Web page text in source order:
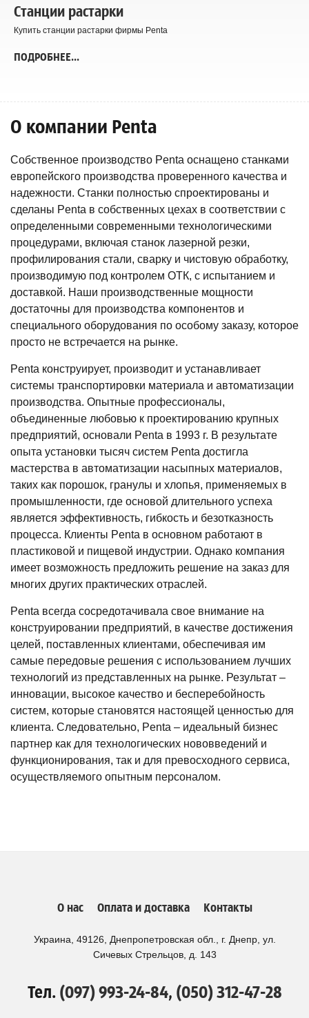
Станции растарки
Купить станции растарки фирмы Penta
ПОДРОБНЕЕ...
О компании Penta
Собственное производство Penta оснащено станками
европейского производства проверенного качества и
надежности. Станки полностью спроектированы и
сделаны Penta в собственных цехах в соответствии с
определенными современными технологическими
процедурами, включая станок лазерной резки,
профилирования стали, сварку и чистовую обработку,
производимую под контролем ОТК, с испытанием и
доставкой. Наши производственные мощности
достаточны для производства компонентов и
специального оборудования по особому заказу, которое
просто не встречается на рынке.
Penta конструирует, производит и устанавливает
системы транспортировки материала и автоматизации
производства. Опытные профессионалы,
объединенные любовью к проектированию крупных
предприятий, основали Penta в 1993 г. В результате
опыта установки тысяч систем Penta достигла
мастерства в автоматизации насыпных материалов,
таких как порошок, гранулы и хлопья, применяемых в
промышленности, где основой длительного успеха
является эффективность, гибкость и безотказность
процесса. Клиенты Penta в основном работают в
пластиковой и пищевой индустрии. Однако компания
имеет возможность предложить решение на заказ для
многих других практических отраслей.
Penta всегда сосредотачивала свое внимание на
конструировании предприятий, в качестве достижения
целей, поставленных клиентами, обеспечивая им
самые передовые решения с использованием лучших
технологий из представленных на рынке. Результат –
инновации, высокое качество и бесперебойность
систем, которые становятся настоящей ценностью для
клиента. Следовательно, Penta – идеальный бизнес
партнер как для технологических нововведений и
функционирования, так и для превосходного сервиса,
осуществляемого опытным персоналом.
О нас Оплата и доставка Контакты
Украина, 49126, Днепропетровская обл., г. Днепр, ул.
Сичевых Стрельцов, д. 143
Тел. (097) 993-24-84, (050) 312-47-28